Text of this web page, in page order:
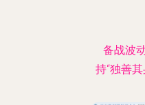
备战波
持“独善